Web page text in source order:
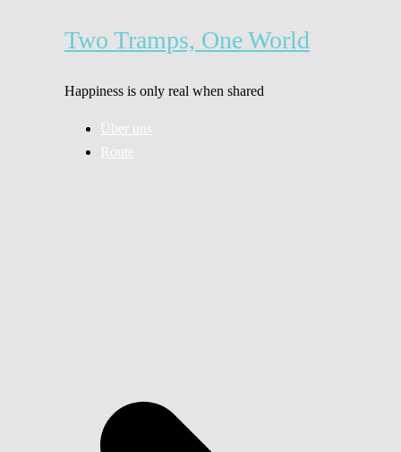
Two Tramps, One World
Happiness is only real when shared
Über uns
Route